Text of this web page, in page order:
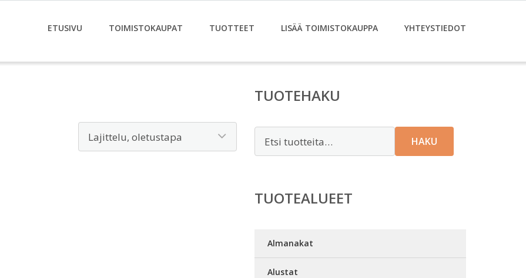
ETUSIVU TOIMISTOKAUPAT TUOTTEET LISÄÄ TOIMISTOKAUPPA YHTEYSTIEDOT
TUOTEHAKU
HAKU
TUOTEALUEET
Almanakat
Alustat